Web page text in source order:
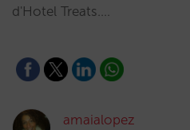
d'Hotel Treats.…
amaialopez